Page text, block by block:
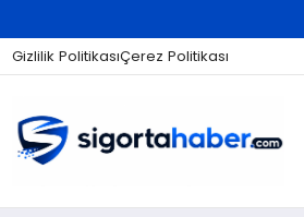
Gizlilik PolitikasıÇerez Politikası